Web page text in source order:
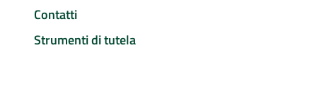
Contatti
Strumenti di tutela